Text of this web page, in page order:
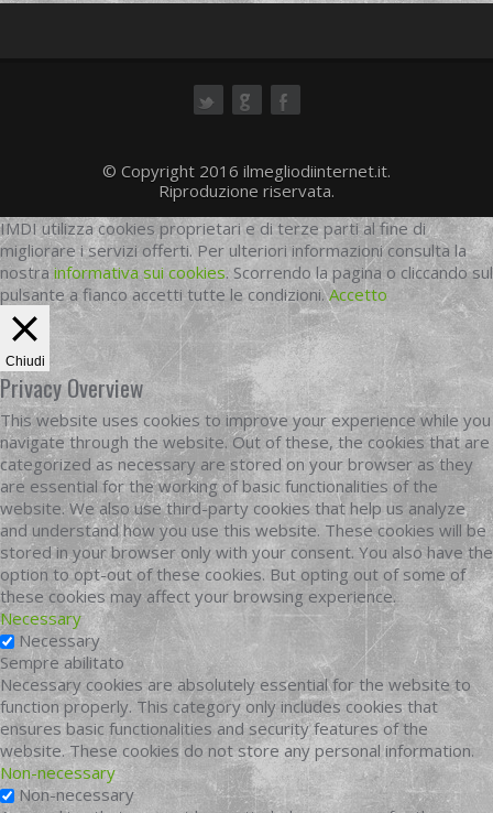
© Copyright 2016 ilmegliodiinternet.it.
Riproduzione riservata.
IMDI utilizza cookies proprietari e di terze parti al fine di
migliorare i servizi offerti. Per ulteriori informazioni consulta la
nostra informativa sui cookies. Scorrendo la pagina o cliccando sul
pulsante a fianco accetti tutte le condizioni.Accetto
Chiudi
Privacy Overview
This website uses cookies to improve your experience while you
navigate through the website. Out of these, the cookies that are
categorized as necessary are stored on your browser as they
are essential for the working of basic functionalities of the
website. We also use third-party cookies that help us analyze
and understand how you use this website. These cookies will be
stored in your browser only with your consent. You also have the
option to opt-out of these cookies. But opting out of some of
these cookies may affect your browsing experience.
Necessary
Necessary
Sempre abilitato
Necessary cookies are absolutely essential for the website to
function properly. This category only includes cookies that
ensures basic functionalities and security features of the
website. These cookies do not store any personal information.
Non-necessary
Non-necessary